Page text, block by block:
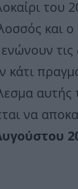
του
και ο
κάτι
αυτής
να